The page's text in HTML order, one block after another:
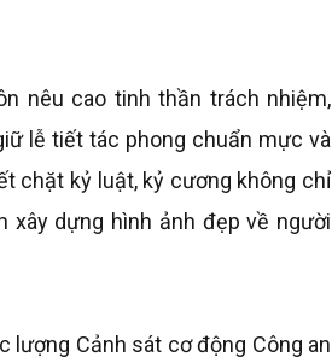
nêu cao tinh thần trách nhiệm,
lễ tiết tác phong chuẩn mực và
chặt kỷ luật, kỷ cương không chỉ
xây dựng hình ảnh đẹp về người
lượng Cảnh sát cơ động Công an